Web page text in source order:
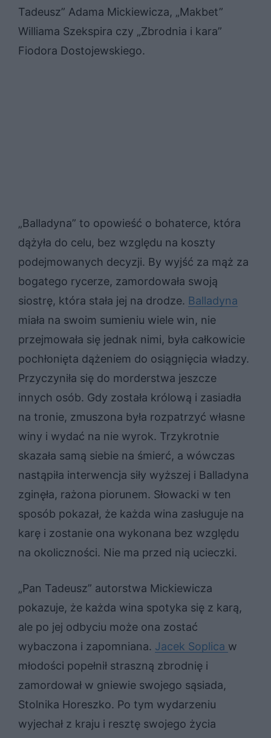
Tadeusz” Adama Mickiewicza, „Makbet”
Williama Szekspira czy „Zbrodnia i kara”
Fiodora Dostojewskiego.
„Balladyna” to opowieść o bohaterce, która
dążyła do celu, bez względu na koszty
podejmowanych decyzji. By wyjść za mąż za
bogatego rycerze, zamordowała swoją
siostrę, która stała jej na drodze. Balladyna
miała na swoim sumieniu wiele win, nie
przejmowała się jednak nimi, była całkowicie
pochłonięta dążeniem do osiągnięcia władzy.
Przyczyniła się do morderstwa jeszcze
innych osób. Gdy została królową i zasiadła
na tronie, zmuszona była rozpatrzyć własne
winy i wydać na nie wyrok. Trzykrotnie
skazała samą siebie na śmierć, a wówczas
nastąpiła interwencja siły wyższej i Balladyna
zginęła, rażona piorunem. Słowacki w ten
sposób pokazał, że każda wina zasługuje na
karę i zostanie ona wykonana bez względu
na okoliczności. Nie ma przed nią ucieczki.
„Pan Tadeusz” autorstwa Mickiewicza
pokazuje, że każda wina spotyka się z karą,
ale po jej odbyciu może ona zostać
wybaczona i zapomniana. Jacek Soplica w
młodości popełnił straszną zbrodnię i
zamordował w gniewie swojego sąsiada,
Stolnika Horeszko. Po tym wydarzeniu
wyjechał z kraju i resztę swojego życia